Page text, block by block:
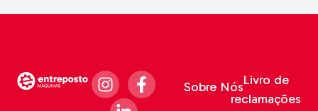
Sobre NósLivro de
reclamações